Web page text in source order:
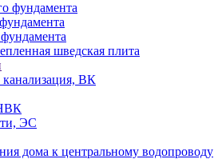
фундамента
шведская плита
ВК
ЭС
дома к центральному водопроводу